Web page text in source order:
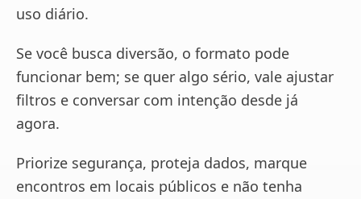
uso diário.
Se você busca diversão, o formato pode
funcionar bem; se quer algo sério, vale ajustar
filtros e conversar com intenção desde já
agora.
Priorize segurança, proteja dados, marque
encontros em locais públicos e não tenha